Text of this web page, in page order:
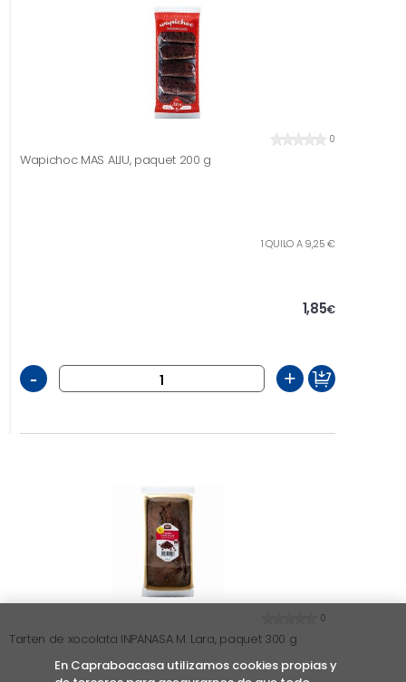
0
Wapichoc MAS ALIU, paquet 200 g
1 QUILO A 9,25 €
1,85€
- +
0
Tarten de xocolata INPANASA M. Lara, paquet 300 g
En Capraboacasa utilizamos cookies propias y